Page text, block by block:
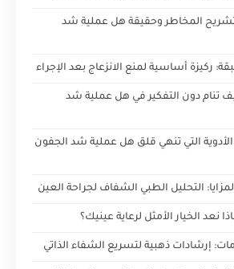
تشريح المخاطر وحقيقة هل عملية شد
ركيزة أساسية لمنع الانزعاج بعد الإجراء
تنام دون التفكير في هل عملية شد
التي تنهي قلق هل عملية شد الجفون
التحليل الطبي الشفاف لجراحة العين
نعد الخيار الأمثل لرعاية عينيك؟
إرشادات ذهبية لتسريع الشفاء الذاتي